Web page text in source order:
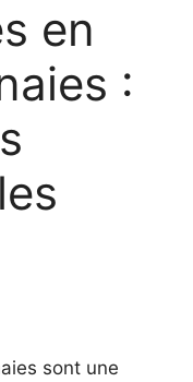
en
:
sont une